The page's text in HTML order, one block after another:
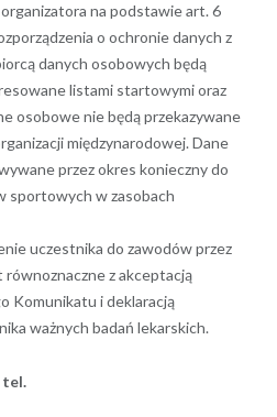
na podstawie art. 6
o ochronie danych z
danych osobowych będą
listami startowymi oraz
osobowe nie będą przekazywane
międzynarodowej. Dane
przez okres konieczny do
sportowych w zasobach
uczestnika do zawodów przez
równoznaczne z akceptacją
Komunikatu i deklaracją
ważnych badań lekarskich.
tel.